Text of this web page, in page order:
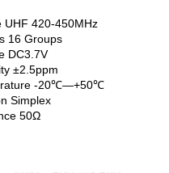
UHF 420-450MHz
16 Groups
DC3.7V
±2.5ppm
-20℃—+50℃
Simplex
50Ω